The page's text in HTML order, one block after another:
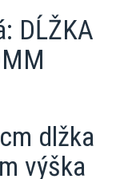
DĹŽKA
dlžka
výška